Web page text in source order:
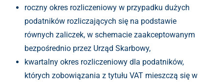
roczny okres rozliczeniowy w przypadku dużych
podatników rozliczających się na podstawie
równych zaliczek, w schemacie zaakceptowanym
bezpośrednio przez Urząd Skarbowy,
kwartalny okres rozliczeniowy dla podatników,
których zobowiązania z tytułu VAT mieszczą się w